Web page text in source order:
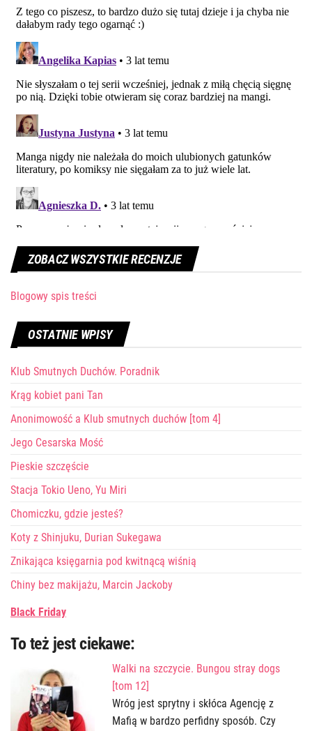
ZOBACZ WSZYSTKIE RECENZJE
Blogowy spis treści
OSTATNIE WPISY
Klub Smutnych Duchów. Poradnik
Krąg kobiet pani Tan
Anonimowość a Klub smutnych duchów [tom 4]
Jego Cesarska Mość
Pieskie szczęście
Stacja Tokio Ueno, Yu Miri
Chomiczku, gdzie jesteś?
Koty z Shinjuku, Durian Sukegawa
Znikająca księgarnia pod kwitnącą wiśnią
Chiny bez makijażu, Marcin Jackoby
Black Friday
To też jest ciekawe:
Walki na szczycie. Bungou stray dogs
[tom 12]
Wróg jest sprytny i skłóca Agencję z
Mafią w bardzo perfidny sposób. Czy